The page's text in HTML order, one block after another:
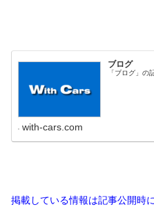
ブログ
「ブログ」の
with-cars.com
掲載している情報は記事公開時